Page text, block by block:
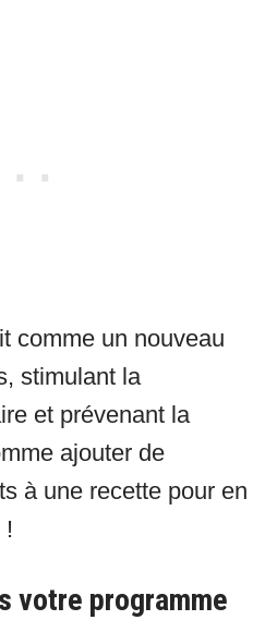
comme un nouveau
stimulant la
et prévenant la
ajouter de
à une recette pour en
votre programme